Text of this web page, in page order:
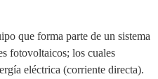
que forma parte de un sistema
fotovoltaicos; los cuales
eléctrica (corriente directa).